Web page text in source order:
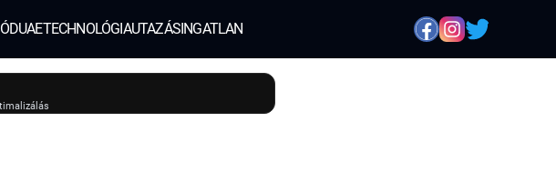
UAETECHNOLÓGIAUTAZÁSINGATLAN